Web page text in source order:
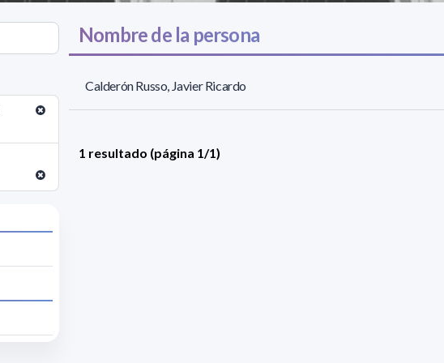
Nombre de la persona
Calderón Russo, Javier Ricardo
1 resultado (página 1/1)